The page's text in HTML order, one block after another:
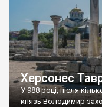
Херсонес
У 988 році, після
князь Володимир